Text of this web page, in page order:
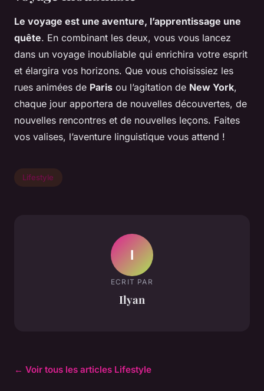
Le voyage est une aventure, l’apprentissage une
quête. En combinant les deux, vous vous lancez
dans un voyage inoubliable qui enrichira votre esprit
et élargira vos horizons. Que vous choisissiez les
rues animées de Paris ou l’agitation de New York,
chaque jour apportera de nouvelles découvertes, de
nouvelles rencontres et de nouvelles leçons. Faites
vos valises, l’aventure linguistique vous attend !
Lifestyle
I
ECRIT PAR
Ilyan
← Voir tous les articles Lifestyle